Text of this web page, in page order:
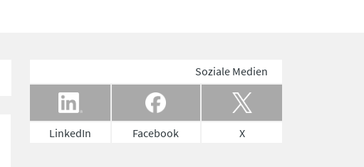
Soziale Medien
LinkedIn Facebook X